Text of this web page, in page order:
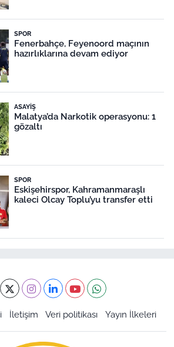
SPOR
Fenerbahçe, Feyenoord maçının
hazırlıklarına devam ediyor
ASAYIŞ
Malatya’da Narkotik operasyonu: 1
gözaltı
SPOR
Eskişehirspor, Kahramanmaraşlı
kaleci Olcay Toplu’yu transfer etti
İletişim Veri politikası Yayın İlkeleri